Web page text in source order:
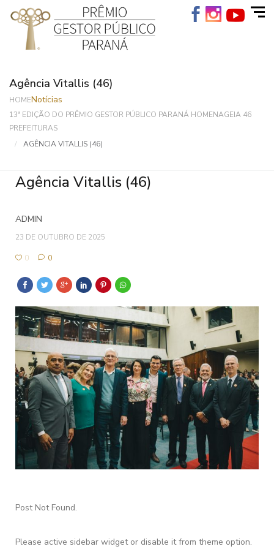
Agência Vitallis (46)
HOMENotícias
13ª EDIÇÃO DO PRÊMIO GESTOR PÚBLICO PARANÁ HOMENAGEIA 46
PREFEITURAS
AGÊNCIA VITALLIS (46)
Agência Vitallis (46)
ADMIN
23 DE OUTUBRO DE 2025
0 0
Post Not Found.
Please active sidebar widget or disable it from theme option.